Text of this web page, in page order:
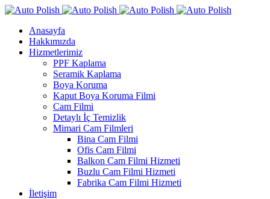
Anasayfa
Hakkımızda
Hizmetlerimiz
PPF Kaplama
Seramik Kaplama
Boya Koruma
Kaput Boya Koruma Filmi
Cam Filmi
Detaylı İç Temizlik
Mimari Cam Filmleri
Bina Cam Filmi
Ofis Cam Filmi
Balkon Cam Filmi Hizmeti
Buzlu Cam Filmi Hizmeti
Fabrika Cam Filmi Hizmeti
İletişim